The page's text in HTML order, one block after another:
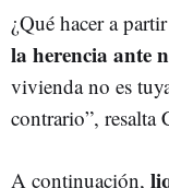
¿Qué hacer a
la herencia ante
vivienda no es
contrario”, resalta
A continuación,